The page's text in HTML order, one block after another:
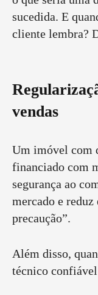
sucedida. E
cliente lembra?
vendas
Um imóvel com
financiado com
segurança ao
mercado e
precaução”.
Além disso,
técnico